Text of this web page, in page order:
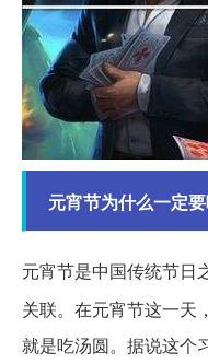
元宵节为什么一定
元宵节是中国传统节日
关联。在元宵节这一天
就是吃汤圆。据说这个